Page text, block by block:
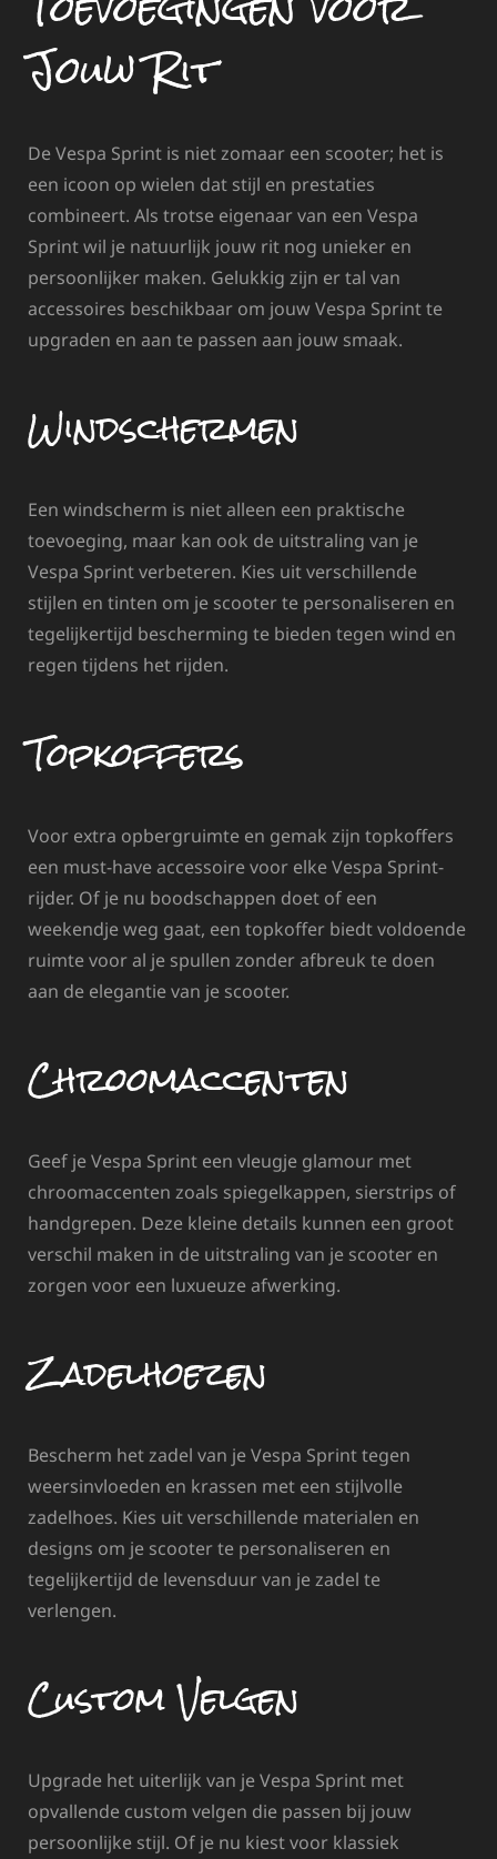
Jouw Rit
De Vespa Sprint is niet zomaar een scooter; het is
een icoon op wielen dat stijl en prestaties
combineert. Als trotse eigenaar van een Vespa
Sprint wil je natuurlijk jouw rit nog unieker en
persoonlijker maken. Gelukkig zijn er tal van
accessoires beschikbaar om jouw Vespa Sprint te
upgraden en aan te passen aan jouw smaak.
Windschermen
Een windscherm is niet alleen een praktische
toevoeging, maar kan ook de uitstraling van je
Vespa Sprint verbeteren. Kies uit verschillende
stijlen en tinten om je scooter te personaliseren en
tegelijkertijd bescherming te bieden tegen wind en
regen tijdens het rijden.
Topkoffers
Voor extra opbergruimte en gemak zijn topkoffers
een must-have accessoire voor elke Vespa Sprint-
rijder. Of je nu boodschappen doet of een
weekendje weg gaat, een topkoffer biedt voldoende
ruimte voor al je spullen zonder afbreuk te doen
aan de elegantie van je scooter.
Chroomaccenten
Geef je Vespa Sprint een vleugje glamour met
chroomaccenten zoals spiegelkappen, sierstrips of
handgrepen. Deze kleine details kunnen een groot
verschil maken in de uitstraling van je scooter en
zorgen voor een luxueuze afwerking.
Zadelhoezen
Bescherm het zadel van je Vespa Sprint tegen
weersinvloeden en krassen met een stijlvolle
zadelhoes. Kies uit verschillende materialen en
designs om je scooter te personaliseren en
tegelijkertijd de levensduur van je zadel te
verlengen.
Custom Velgen
Upgrade het uiterlijk van je Vespa Sprint met
opvallende custom velgen die passen bij jouw
persoonlijke stijl. Of je nu kiest voor klassiek